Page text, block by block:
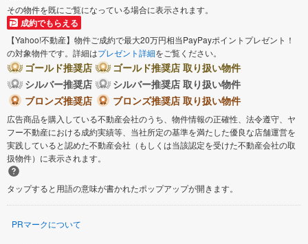
その物件を既にご覧になっている場合に表示されます。
成約でもらえる
【Yahoo!不動産】物件ご成約で最大20万円相当PayPayポイントプレゼント！
の対象物件です。詳細はプレゼント詳細をご覧ください。
ゴールド推奨店
ゴールド推奨店 取り扱い物件
シルバー推奨店
シルバー推奨店 取り扱い物件
ブロンズ推奨店
ブロンズ推奨店 取り扱い物件
広告商品を購入している不動産会社のうち、物件情報の正確性、法令遵守、ヤ
フー不動産における成約実績等、当社所定の基準を満たした優良な店舗運営を
実践していると認めた不動産会社（もしくは当該認定を受けた不動産会社の取
扱物件）に表示されます。
タップすると用語の意味が書かれたポップアップが開きます。
PRマークについて